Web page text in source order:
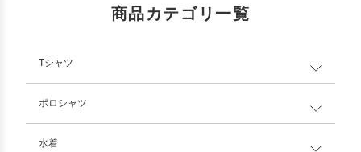
商品カテゴリ一覧
Tシャツ
ポロシャツ
水着